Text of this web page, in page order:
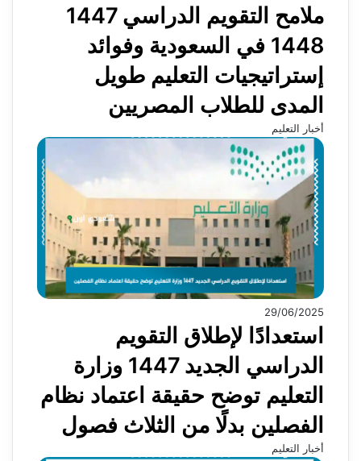
ملامح التقويم الدراسي 1447
1448 في السعودية وفوائد
إستراتيجيات التعليم طويل
المدى للطلاب المصريين
أخبار التعليم
29/06/2025
استعدادًا لإطلاق التقويم
الدراسي الجديد 1447 وزارة
التعليم توضح حقيقة اعتماد نظام
الفصلين بدلًا من الثلاث فصول
أخبار التعليم